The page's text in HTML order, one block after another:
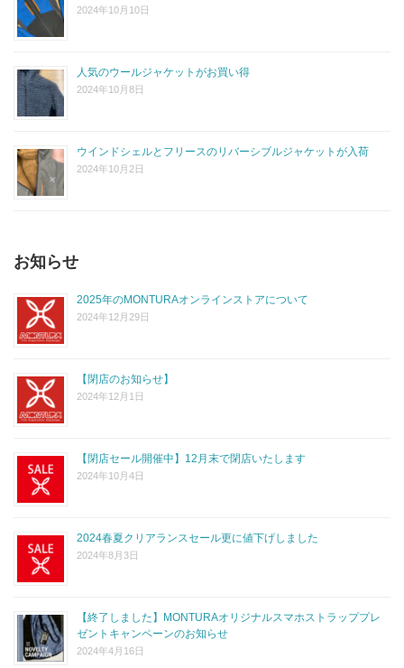
2024年10月10日
人気のウールジャケットがお買い得
2024年10月8日
ウインドシェルとフリースのリバーシブルジャケットが入荷
2024年10月2日
お知らせ
2025年のMONTURAオンラインストアについて
2024年12月29日
【閉店のお知らせ】
2024年12月1日
【閉店セール開催中】12月末で閉店いたします
2024年10月4日
2024春夏クリアランスセール更に値下げしました
2024年8月3日
【終了しました】MONTURAオリジナルスマホストラッププレ
ゼントキャンペーンのお知らせ
2024年4月16日